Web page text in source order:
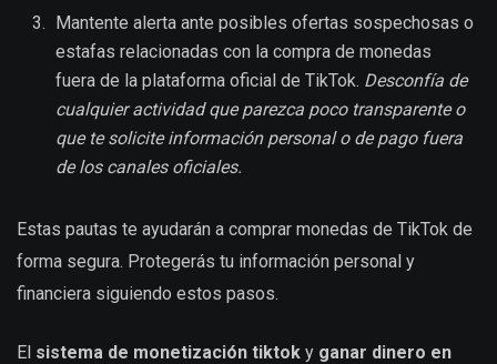
Mantente alerta ante posibles ofertas sospechosas o
estafas relacionadas con la compra de monedas
fuera de la plataforma oficial de TikTok. Desconfía de
cualquier actividad que parezca poco transparente o
que te solicite información personal o de pago fuera
de los canales oficiales.
Estas pautas te ayudarán a comprar monedas de TikTok de
forma segura. Protegerás tu información personal y
financiera siguiendo estos pasos.
El sistema de monetización tiktok y ganar dinero en